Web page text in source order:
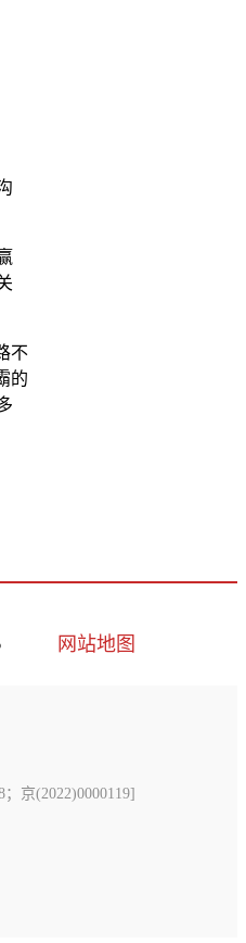
不
的
网站地图
京(2022)0000119]